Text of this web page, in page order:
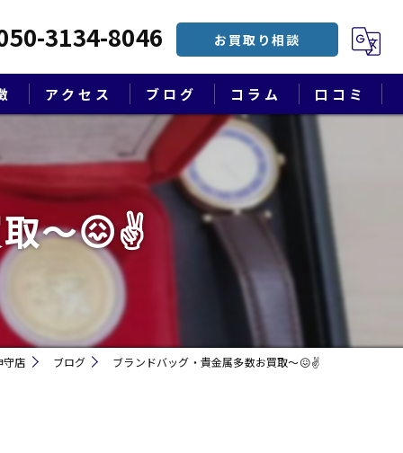
3134-8046 お買取り相談
整理・終活
アクセス ブログ コラム 口コミ
〜😖✌
守店 ブログ ブランドバッグ・貴金属多数お買取〜😖✌